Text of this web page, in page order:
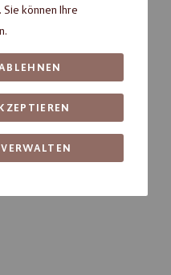
Sie können Ihre